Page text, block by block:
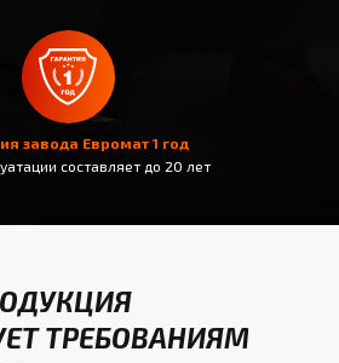
завода Евромат 1 год
составляет до 20 лет
ТРЕБОВАНИЯМ